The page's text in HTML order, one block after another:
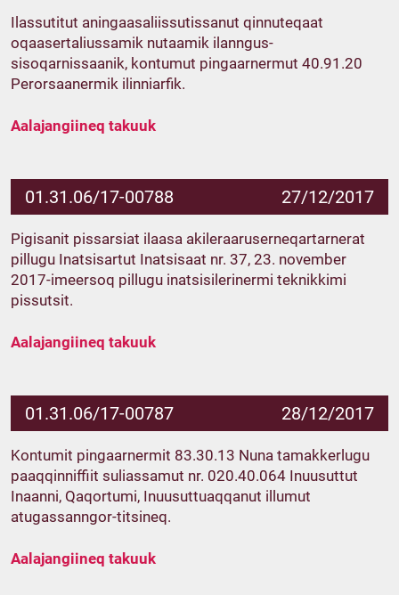
Ilassutitut aningaasaliissutissanut qinnuteqaat
oqaasertaliussamik nutaamik ilanngus-
sisoqarnissaanik, kontumut pingaarnermut 40.91.20
Perorsaanermik ilinniarfik.
Aalajangiineq takuuk
01.31.06/17-00788 27/12/2017
Pigisanit pissarsiat ilaasa akileraaruserneqartarnerat
pillugu Inatsisartut Inatsisaat nr. 37, 23. november
2017-imeersoq pillugu inatsisilerinermi teknikkimi
pissutsit.
Aalajangiineq takuuk
01.31.06/17-00787 28/12/2017
Kontumit pingaarnermit 83.30.13 Nuna tamakkerlugu
paaqqinniffiit suliassamut nr. 020.40.064 Inuusuttut
Inaanni, Qaqortumi, Inuusuttuaqqanut illumut
atugassanngor-titsineq.
Aalajangiineq takuuk